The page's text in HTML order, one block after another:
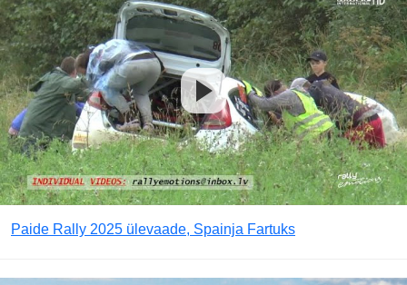
Paide Rally 2025 ülevaade, Spainja Fartuks